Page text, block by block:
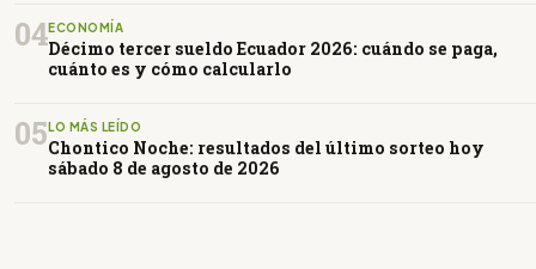
04ECONOMÍA
Décimo tercer sueldo Ecuador 2026: cuándo se paga,
cuánto es y cómo calcularlo
05LO MÁS LEÍDO
Chontico Noche: resultados del último sorteo hoy
sábado 8 de agosto de 2026